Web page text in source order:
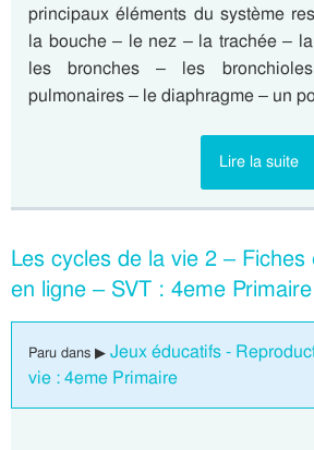
principaux éléments du système
la bouche – le nez – la trachée –
les bronches – les
pulmonaires – le diaphragme – un
Lire la suite
Les cycles de la vie 2 –
en ligne – SVT : 4eme Primaire
Paru dans ▶ Jeux éducatifs -
vie : 4eme Primaire